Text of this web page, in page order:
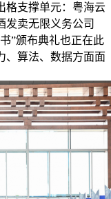
格支撑单元：粤海云
发卖无限义务公司
”颁布典礼也正在此
、算法、数据方面面